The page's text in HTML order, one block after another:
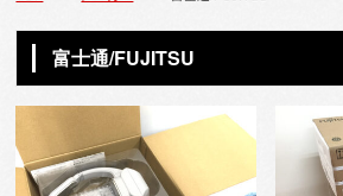
富士通/FUJITSU